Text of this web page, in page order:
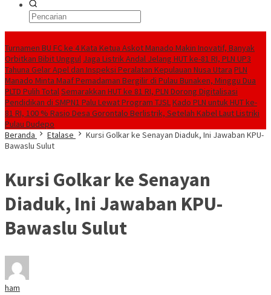
Turnamen BU FC ke 4 Kata Ketua Askot Manado Makin Inovatif, Banyak
Orbitkan Bibit Unggul Jaga Listrik Andal Jelang HUT ke-81 RI, PLN UP3
Tahuna Gelar Apel dan Inspeksi Peralatan Kepulauan Nusa Utara PLN
Manado Minta Maaf Pemadaman Bergilir di Pulau Bunaken, Minggu Dua
PLTD Pulih TotalSemarakkan HUT ke 81 RI, PLN Dorong Digitalisasi
Pendidikan di SMPN1 Palu Lewat Program TJSLKado PLN untuk HUT ke-
81 RI, 100 % Rasio Desa Gorontalo Berlistrik, Setelah Kabel Laut Listriki
Pulau Dudepo
Beranda
Etalase
Kursi Golkar ke Senayan Diaduk, Ini Jawaban KPU-
Bawaslu Sulut
Kursi Golkar ke Senayan
Diaduk, Ini Jawaban KPU-
Bawaslu Sulut
ham